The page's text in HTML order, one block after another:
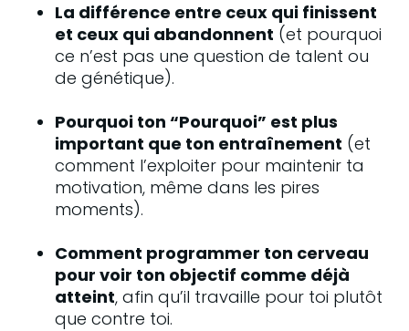
La différence entre ceux qui finissent
et ceux qui abandonnent (et pourquoi
ce n’est pas une question de talent ou
de génétique).
Pourquoi ton “Pourquoi” est plus
important que ton entraînement (et
comment l’exploiter pour maintenir ta
motivation, même dans les pires
moments).
Comment programmer ton cerveau
pour voir ton objectif comme déjà
atteint, afin qu’il travaille pour toi plutôt
que contre toi.